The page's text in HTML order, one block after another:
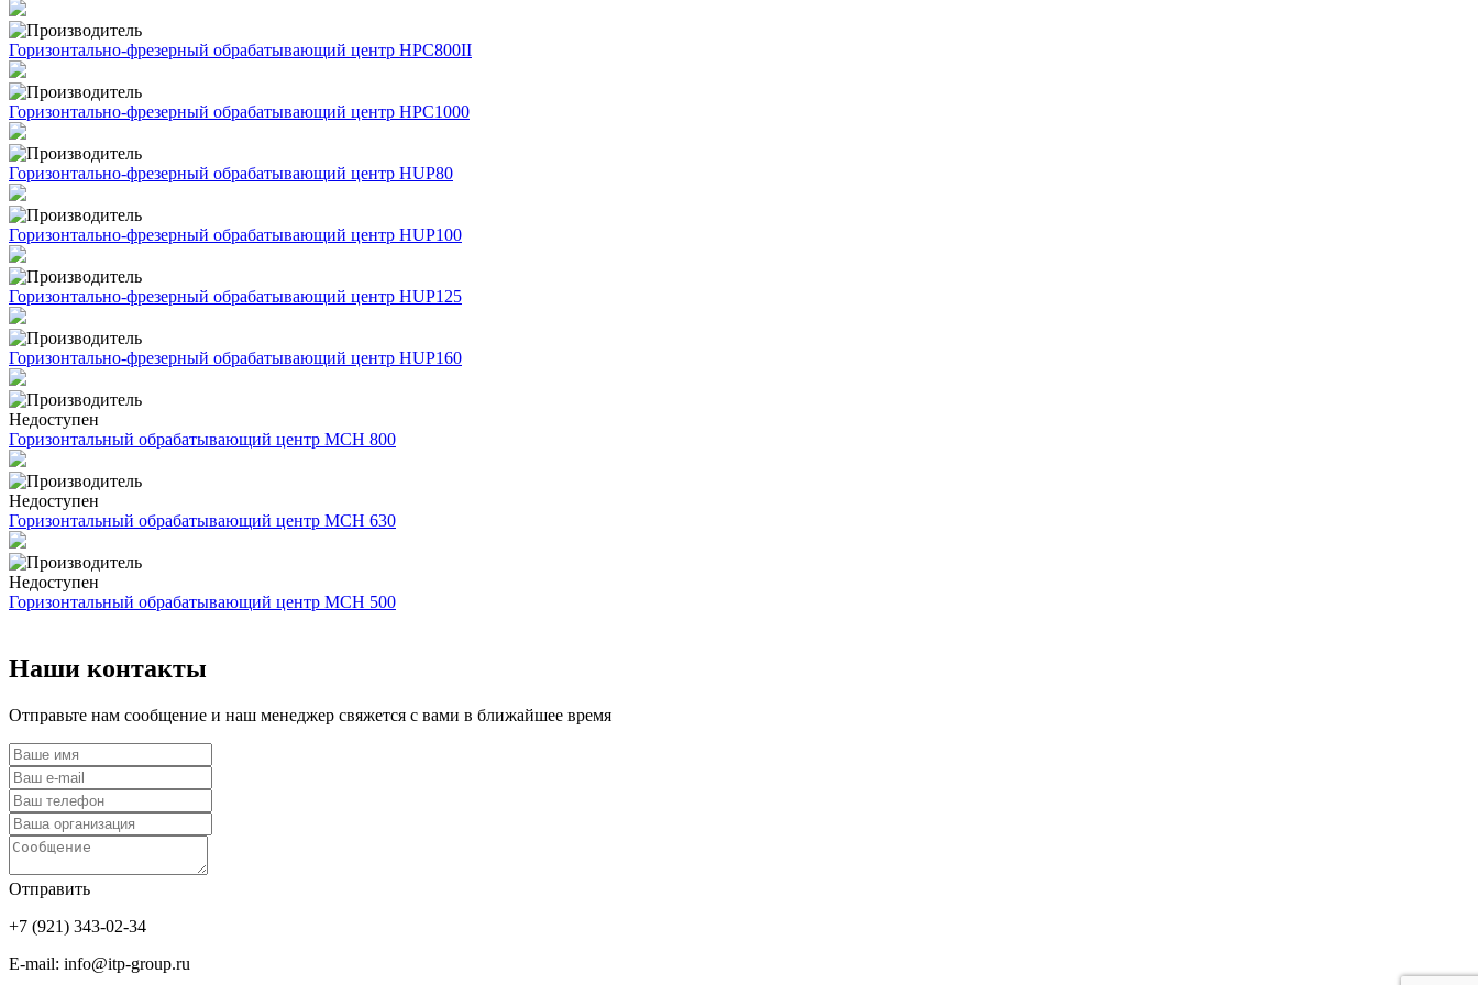
Горизонтально-фрезерный обрабатывающий центр HPC800II
Горизонтально-фрезерный обрабатывающий центр HPC1000
Горизонтально-фрезерный обрабатывающий центр HUP80
Горизонтально-фрезерный обрабатывающий центр HUP100
Горизонтально-фрезерный обрабатывающий центр HUP125
Горизонтально-фрезерный обрабатывающий центр HUP160
Недоступен
Горизонтальный обрабатывающий центр MCH 800
Недоступен
Горизонтальный обрабатывающий центр MCH 630
Недоступен
Горизонтальный обрабатывающий центр MCH 500
Наши контакты
Отправьте нам сообщение и наш менеджер свяжется с вами в ближайшее время
Отправить
+7 (921) 343-02-34
E-mail: info@itp-group.ru